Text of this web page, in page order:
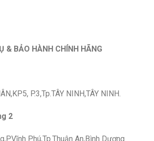
& BẢO HÀNH CHÍNH HÃNG
P.3,Tp.TÂY NINH,TÂY NINH.
2
Phú,Tp.Thuận An,Bình Dương